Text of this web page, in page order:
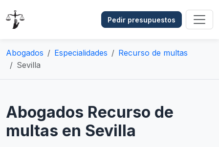
Pedir presupuestos
Abogados Especialidades
Recurso de multas
Sevilla
Abogados Recurso de
multas en Sevilla